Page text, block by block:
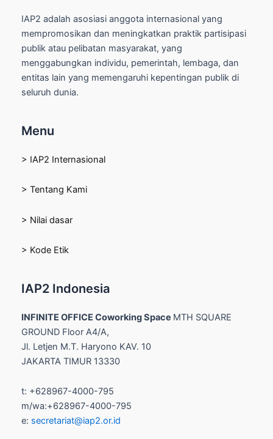
IAP2 adalah asosiasi anggota internasional yang
mempromosikan dan meningkatkan praktik partisipasi
publik atau pelibatan masyarakat, yang
menggabungkan individu, pemerintah, lembaga, dan
entitas lain yang memengaruhi kepentingan publik di
seluruh dunia.
Menu
> IAP2 Internasional
> Tentang Kami
> Nilai dasar
> Kode Etik
IAP2 Indonesia
INFINITE OFFICE Coworking Space MTH SQUARE
GROUND Floor A4/A,
Jl. Letjen M.T. Haryono KAV. 10
JAKARTA TIMUR 13330
t: +628967-4000-795
m/wa:+628967-4000-795
e: secretariat@iap2.or.id